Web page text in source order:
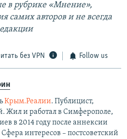
в рубрике «Мнение»,
самих авторов и не всегда
без VPN Follow us
Крым.Реалии. Публицист,
Жил и работал в Симферополе,
в 2014 году после аннексии
Сфера интересов – постсоветский